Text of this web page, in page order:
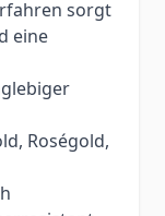
sorgt
eine
Roségold,